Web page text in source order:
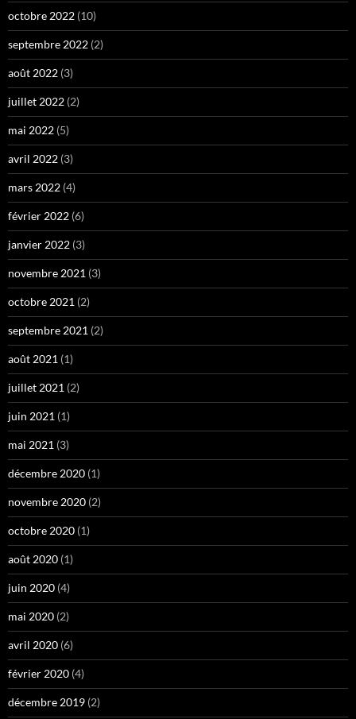
octobre 2022 (10)
septembre 2022 (2)
août 2022 (3)
juillet 2022 (2)
mai 2022 (5)
avril 2022 (3)
mars 2022 (4)
février 2022 (6)
janvier 2022 (3)
novembre 2021 (3)
octobre 2021 (2)
septembre 2021 (2)
août 2021 (1)
juillet 2021 (2)
juin 2021 (1)
mai 2021 (3)
décembre 2020 (1)
novembre 2020 (2)
octobre 2020 (1)
août 2020 (1)
juin 2020 (4)
mai 2020 (2)
avril 2020 (6)
février 2020 (4)
décembre 2019 (2)